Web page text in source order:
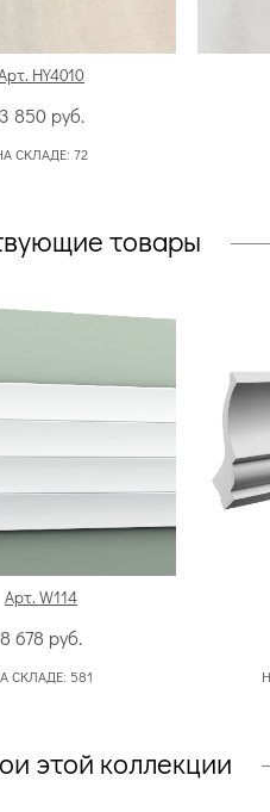
HY4010
3 850 руб.
СКЛАДЕ: 72
товары
Арт. W114
8 678 руб.
СКЛАДЕ: 581
этой коллекции